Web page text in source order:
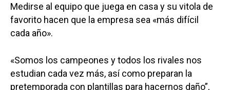
Medirse al equipo que juega en casa y su vitola de
favorito hacen que la empresa sea «más difícil
cada año».
«Somos los campeones y todos los rivales nos
estudian cada vez más, así como preparan la
pretemporada con plantillas para hacernos daño”,